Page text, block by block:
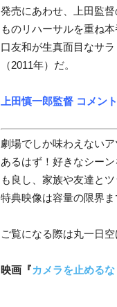
発売にあわせ、上田監
ものリハーサルを重ね
口友和が生真面目なサ
（2011年）だ。
上田慎一郎監督 コメント
劇場でしか味わえない
あるはず！好きなシー
も良し、家族や友達と
特典映像は容量の限界
ご覧になる際は丸一日
映画『カメラを止めるな